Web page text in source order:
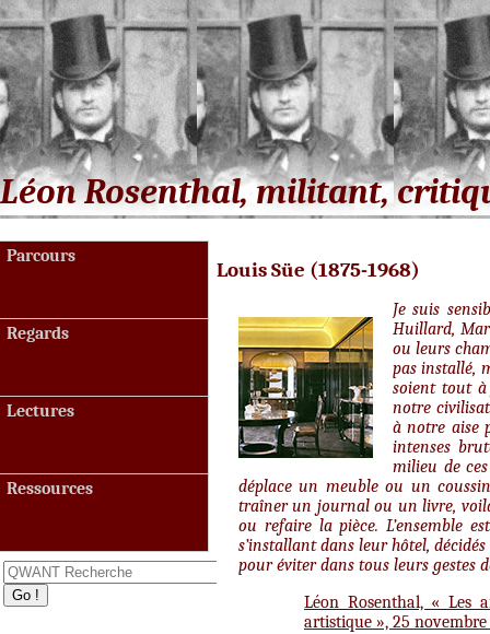
Léon Rosenthal, militant,
Louis Süe (1875-1968)
Je suis
Huillard,
ou leurs
pas installé,
soient tout à
notre
à notre aise
intenses
milieu de
déplace un meuble ou un
traîner un journal ou un livre,
ou refaire la pièce. L’ensemble
s’installant dans leur hôtel,
pour éviter dans tous leurs gestes
Léon Rosenthal, « Les
artistique », 25 novembre
Parcours
Regards
Lectures
Ressources